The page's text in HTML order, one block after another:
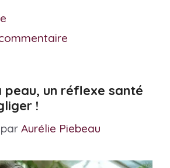
peau, un réflexe santé
!
par Aurélie Piebeau